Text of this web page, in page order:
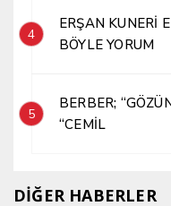
4
ERŞAN KUNERİ
BÖYLE YORUM
5
BERBER; “GÖZÜN AYDIN ESTETİKÇİ
“CEMİL
DİĞER HABERLER